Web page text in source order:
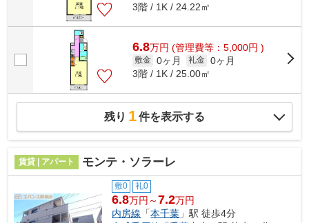
3階 / 1K / 24.22㎡
6.8万円 (管理費等：5,000円 )
敷金 0ヶ月 礼金 0ヶ月
3階 / 1K / 25.00㎡
残り 1件を表示する
賃貸 | アパート モンテ・ソラーレ
敷0 礼0
6.8万円～7.2万円
内房線 「本千葉 」駅 徒歩4分